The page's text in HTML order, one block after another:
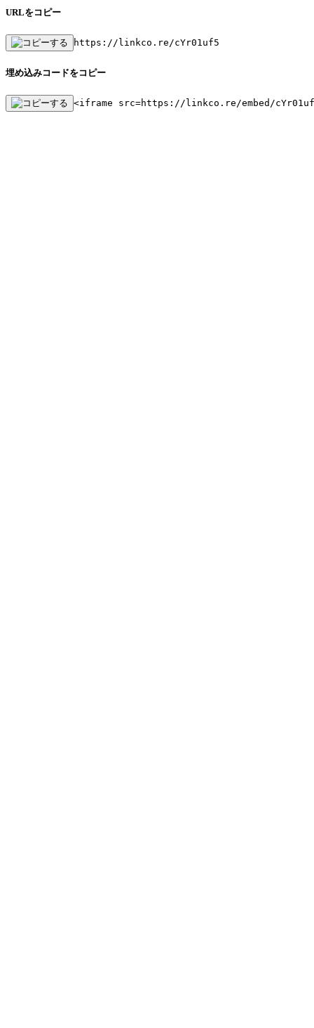
URLをコピー
https://linkco.re/cYr01uf5
埋め込みコードをコピー
<iframe src=https://linkco.re/embed/